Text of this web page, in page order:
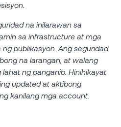
na inilarawan sa
sa infrastructure at mga
publikasyon. Ang seguridad
na larangan, at walang
ng panganib. Hinihikayat
updated at aktibong
kanilang mga account.